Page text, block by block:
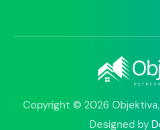
Copyright © 2026
Designed by